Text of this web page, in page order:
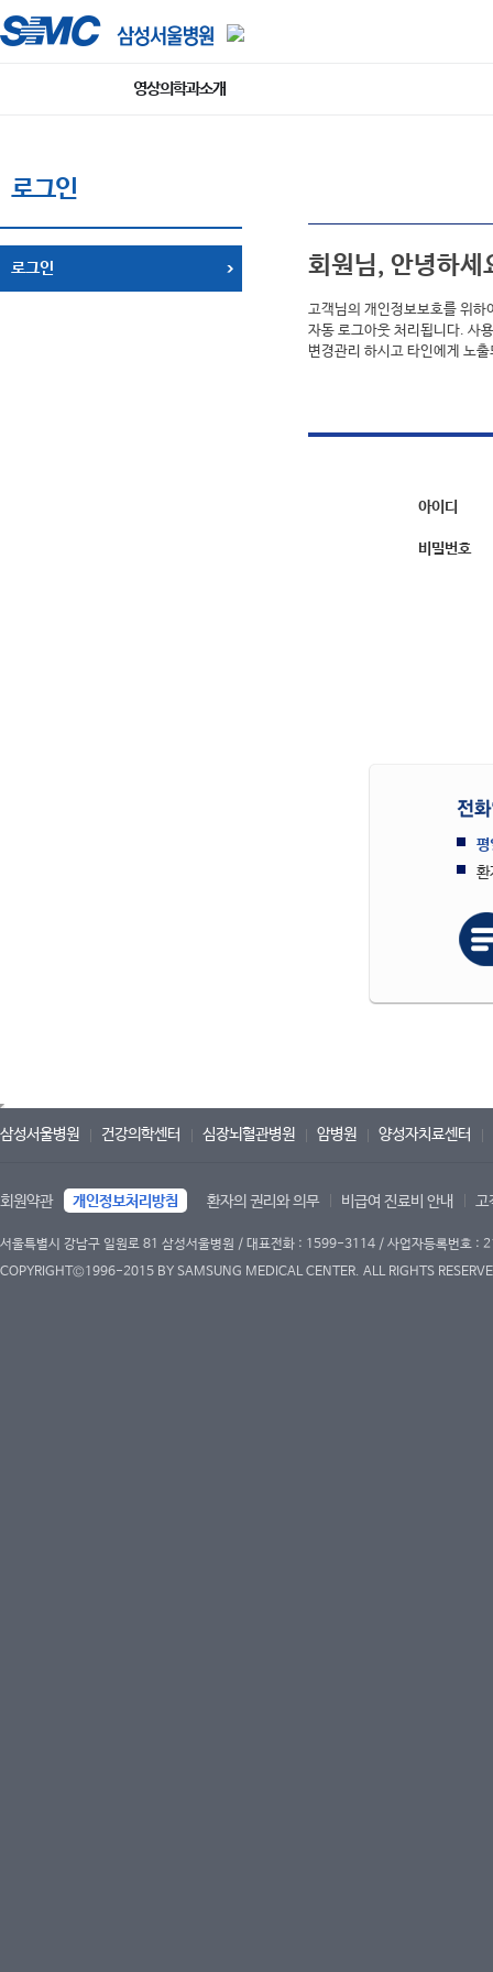
영상의학과소개
로그인
로그인 회원님, 안녕하세
고객님의 개인정보보호를 위
자동 로그아웃 처리됩니다. 사
변경관리 하시고 타인에게 노
아이디
비밀번호
평
환
삼성서울병원 건강의학센터 심장뇌혈관병원 암병원 양성자치료센터
회원약관 개인정보처리방침 환자의 권리와 의무 비급여 진료비 안내 고
서울특별시 강남구 일원로 81 삼성서울병원 / 대표전화 : 1599-3114 / 사업자등록번호
COPYRIGHT©1996-2015 BY SAMSUNG MEDICAL CENTER. ALL RIGHTS